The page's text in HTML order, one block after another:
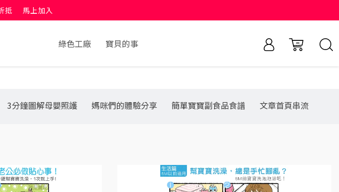
抵 馬上加入
綠色工廠 寶貝的事
3分鐘圖解母嬰照護 媽咪們的體驗分享 簡單寶寶副食品食譜 文章首頁串流